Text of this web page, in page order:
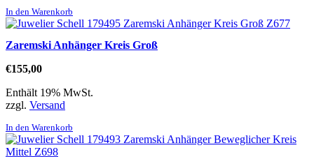
In den Warenkorb
Zaremski Anhänger Kreis Groß
€155,00
Enthält 19% MwSt.
zzgl. Versand
In den Warenkorb